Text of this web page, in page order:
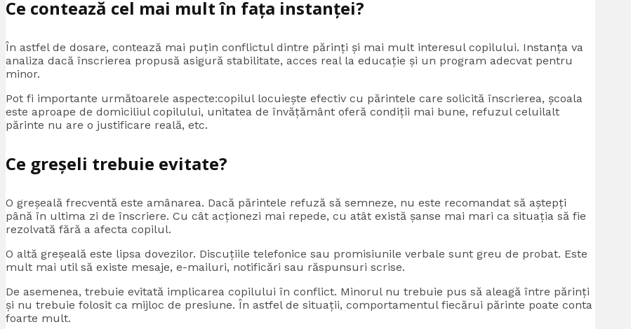
Ce contează cel mai mult în fața instanței?
În astfel de dosare, contează mai puțin conflictul dintre părinți și mai mult interesul copilului. Instanța va
analiza dacă înscrierea propusă asigură stabilitate, acces real la educație și un program adecvat pentru
minor.
Pot fi importante următoarele aspecte:copilul locuiește efectiv cu părintele care solicită înscrierea, școala
este aproape de domiciliul copilului, unitatea de învățământ oferă condiții mai bune, refuzul celuilalt
părinte nu are o justificare reală, etc.
Ce greșeli trebuie evitate?
O greșeală frecventă este amânarea. Dacă părintele refuză să semneze, nu este recomandat să aștepți
până în ultima zi de înscriere. Cu cât acționezi mai repede, cu atât există șanse mai mari ca situația să fie
rezolvată fără a afecta copilul.
O altă greșeală este lipsa dovezilor. Discuțiile telefonice sau promisiunile verbale sunt greu de probat. Este
mult mai util să existe mesaje, e-mailuri, notificări sau răspunsuri scrise.
De asemenea, trebuie evitată implicarea copilului în conflict. Minorul nu trebuie pus să aleagă între părinți
și nu trebuie folosit ca mijloc de presiune. În astfel de situații, comportamentul fiecărui părinte poate conta
foarte mult.